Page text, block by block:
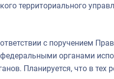
территориального
с поручением
органами
Планируется, что в тех